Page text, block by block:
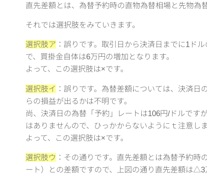
直先差額とは、為替予約時の直物為替相場と先物為
それでは選択肢をみていきます。
選択肢ア ：誤りです。取引日から決済日までに1ド
で、買掛金自体は6万円の増加となります。
よって、この選択肢は×です。
選択肢イ ：誤りです。為替差額については、決済日
らの損益が出るかは不明です。
尚、決済日の為替「予約」レートは106円/ドルです
はありませんので、ひっかからないようにｔ注意しま
よって、この選択肢は×です。
選択肢ウ ：その通りです。直先差額とは為替予約
ート）との差額ですので、上図の通り直先差額は△3